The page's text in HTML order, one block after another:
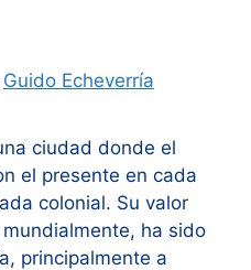
Guido Echeverría
ciudad donde el
el presente en cada
colonial. Su valor
ha sido
principalmente a